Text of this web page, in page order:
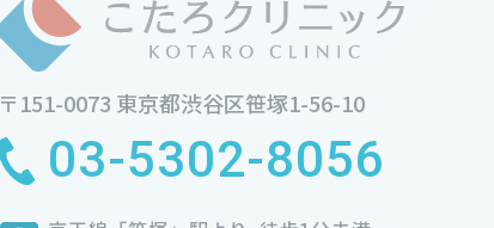
〒151-0073 東京都渋谷区笹塚1-56-10
03-5302-8056